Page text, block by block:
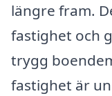
längre fram.
fastighet och
trygg
fastighet är